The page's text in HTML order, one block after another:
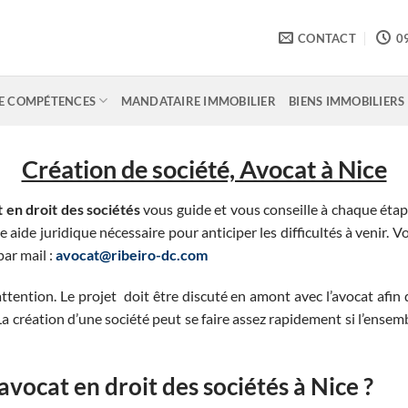
CONTACT
COMPÉTENCES MANDATAIRE IMMOBILIER BIENS IMMOBILIERS
Création de société, Avocat à Nice
en droit des sociétésvous guide et vous conseille à chaque
aide juridique nécessaire pour anticiper les difficultés à venir.
mail : avocat@ribeiro-dc.com
Le projet doit être discuté en amont avec l’avocat
d’une société peut se faire assez rapidement si
en droit des sociétés à Nice ?